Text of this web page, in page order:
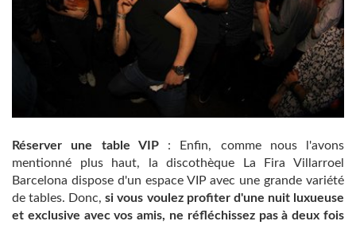
Réserver une table VIP: Enfin, comme nous l'avons
mentionné plus haut, la discothèque La Fira Villarroel
Barcelona dispose d'un espace VIP avec une grande variété
de tables. Donc,si vous voulez profiter d'une nuit luxueuse
et exclusive avec vos amis, ne réfléchissez pas à deux fois